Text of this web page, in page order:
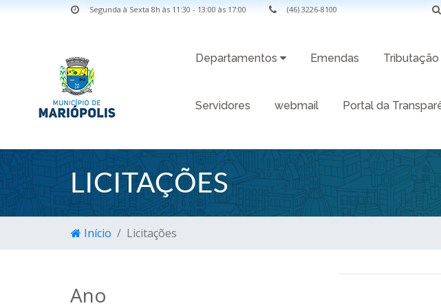
Segunda à Sexta 8h às 11:30 - 13:00 às 17:00 (46) 3226-8100
Departamentos Emendas Tributação
Servidores webmail Portal da
LICITAÇÕES
Início Licitações
Ano